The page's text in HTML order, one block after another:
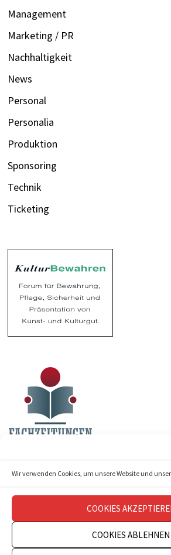
Wir verwenden Cookies, um unsere Website und
COOKIES
COOKIES ABLEHNEN
Management
Marketing / PR
Nachhaltigkeit
News
Personal
Personalia
Produktion
Sponsoring
Technik
Ticketing
Copyright © 2026